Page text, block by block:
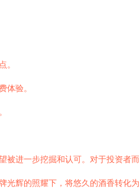
。
体验。
进一步挖掘和认可。对于投资
辉的照耀下，将悠久的酒香转化为